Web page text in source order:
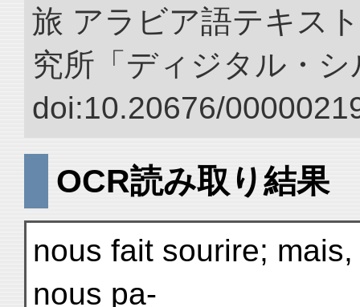
旅 アラビア語テキス
究所「ディジタル・
doi:10.20676/
OCR読み取り結果
nous fait sourire;
nous pa-